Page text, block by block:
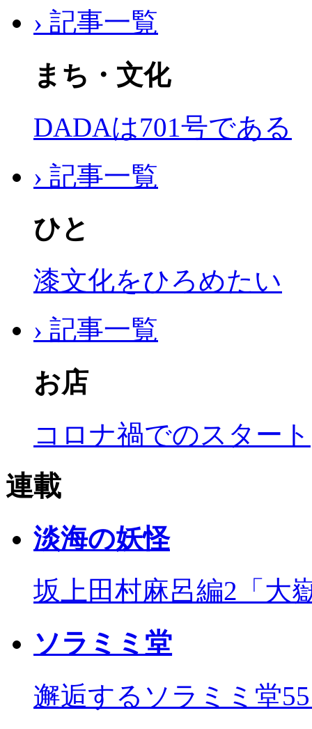
› 記事一覧
まち・文化
DADAは701号である
› 記事一覧
ひと
漆文化をひろめたい
› 記事一覧
お店
コロナ禍でのスタート
連載
淡海の妖怪
坂上田村麻呂編2「大
ソラミミ堂
邂逅するソラミミ堂